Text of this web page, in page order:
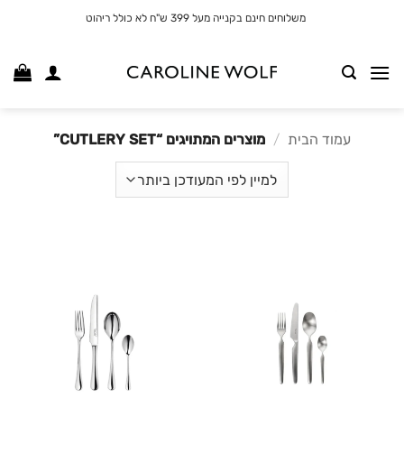
משלוחים חינם בקנייה מעל 399 ש"ח לא כולל ריהוט
עמוד הבית / מוצרים המתויגים “CUTLERY SET”